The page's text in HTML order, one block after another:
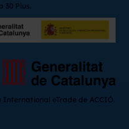
30 Plus.
eTrade de ACCIÓ.